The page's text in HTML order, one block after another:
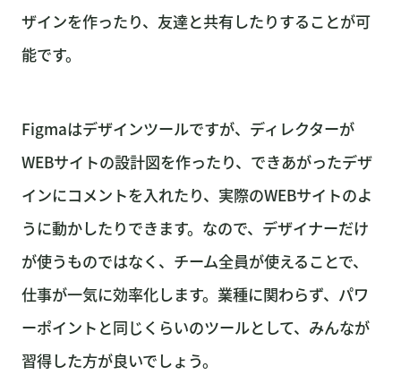
ザインを作ったり、友達と共有したりすることが可
能です。
Figmaはデザインツールですが、ディレクターが
WEBサイトの設計図を作ったり、できあがったデザ
インにコメントを入れたり、実際のWEBサイトのよ
うに動かしたりできます。なので、デザイナーだけ
が使うものではなく、チーム全員が使えることで、
仕事が一気に効率化します。業種に関わらず、パワ
ーポイントと同じくらいのツールとして、みんなが
習得した方が良いでしょう。